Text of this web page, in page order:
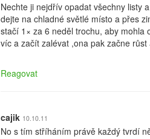
Nechte ji nejdřív opadat všechny listy
dejte na chladné světlé místo a přes
stačí 1× za 6 neděl trochu, aby mohla
víc a začít zalévat ,ona pak začne
Reagovat
cajik 10.10.11
No s tím stříháním právě každý tvrdí